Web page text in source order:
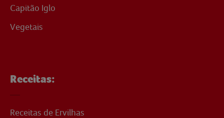
Capitão Iglo
Vegetais
Receitas:
Receitas de Ervilhas